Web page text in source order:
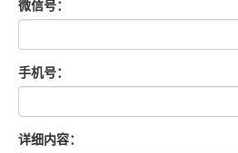
微信号：
手机号：
详细内容：